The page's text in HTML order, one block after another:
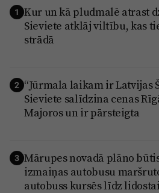
1 Kur un kā pludmalē atrast
Sieviete atklāj viltību, kas
strādā
2 “Jūrmala laikam ir Latvijas
Sieviete salīdzina cenas
Majoros un ir pārsteigta
3 Mārupes novadā plāno
izmaiņas autobusu
autobuss kursēs līdz lidostai